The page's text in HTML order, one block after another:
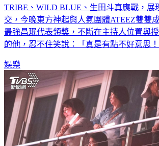
TRIBE、WILD BLUE、生田斗真應戰，展
交，今晚東方神起與人氣團體ATEEZ雙雙
最強昌珉代表領獎，不斷在主持人位置與
的他，忍不住笑說：「真是有點不好意思！
娛樂